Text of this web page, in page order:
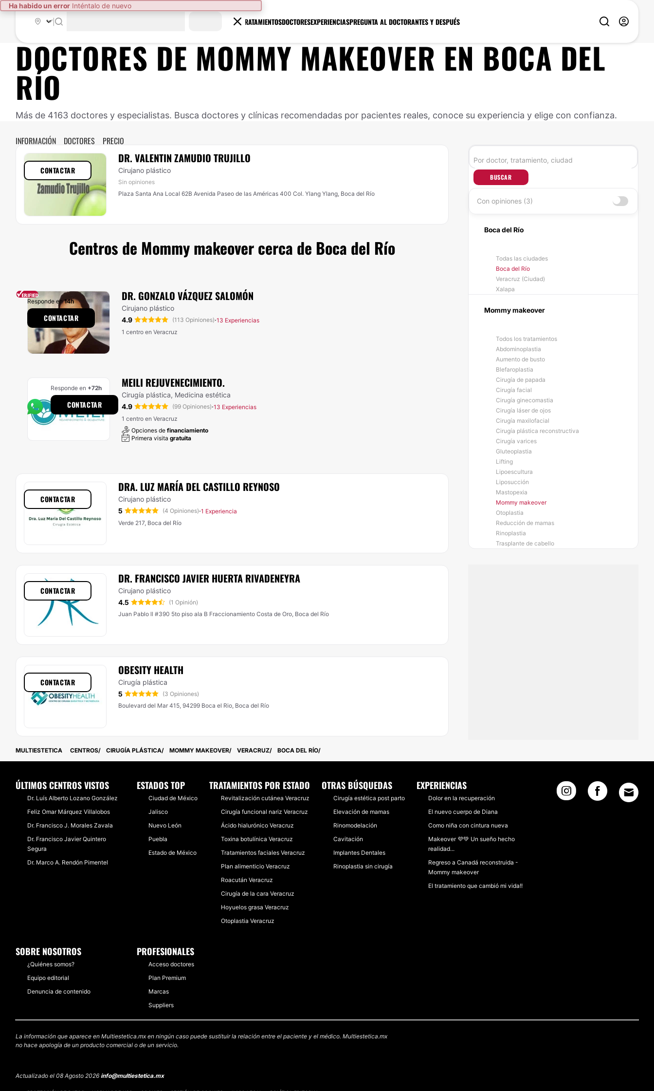
Ha habido un error Inténtalo de nuevo
TRATAMIENTOSDOCTORESEXPERIENCIASPREGUNTA AL DOCTORANTES Y DESPUÉS
DOCTORES DEMOMMY MAKEOVERENBOCA DEL
RÍO
Más de 4163 doctores y especialistas. Busca doctores y clínicas recomendadas por pacientes reales, conoce su experiencia y elige con confianza.
INFORMACIÓN DOCTORES PRECIO
DR. VALENTIN ZAMUDIO TRUJILLO
Cirujano plástico
Sin opiniones
Plaza Santa Ana Local 62B Avenida Paseo de las Américas 400 Col. Ylang Ylang, Boca del Río
CONTACTAR
Centros de Mommy makeover cerca de Boca del Río
DR. GONZALO VÁZQUEZ SALOMÓN
Cirujano plástico
4.9
(113 Opiniones)·13 Experiencias
1 centro en Veracruz
Responde en14h
CONTACTAR
MEILI REJUVENECIMIENTO.
Cirugía plástica, Medicina estética
4.9
(99 Opiniones)·13 Experiencias
1 centro en Veracruz
Opciones de financiamiento
Primera visita gratuita
Responde en +72h
CONTACTAR
DRA. LUZ MARÍA DEL CASTILLO REYNOSO
Cirujano plástico
5
(4 Opiniones)·1 Experiencia
Verde 217, Boca del Río
CONTACTAR
DR. FRANCISCO JAVIER HUERTA RIVADENEYRA
Cirujano plástico
4.5
(1 Opinión)
Juan Pablo ll #390 5to piso ala B Fraccionamiento Costa de Oro, Boca del Río
CONTACTAR
OBESITY HEALTH
Cirugía plástica
5
(3 Opiniones)
Boulevard del Mar 415, 94299 Boca el Rio, Boca del Río
CONTACTAR
BUSCAR
Con opiniones (3)
Boca del Río
Todas las ciudades
Boca del Río
Veracruz (Ciudad)
Xalapa
Mommy makeover
Todos los tratamientos
Abdominoplastia
Aumento de busto
Blefaroplastia
Cirugía de papada
Cirugía facial
Cirugía ginecomastia
Cirugía láser de ojos
Cirugía maxilofacial
Cirugía plástica reconstructiva
Cirugía varices
Gluteoplastia
Lifting
Lipoescultura
Liposucción
Mastopexia
Mommy makeover
Otoplastia
Reducción de mamas
Rinoplastia
Trasplante de cabello
MULTIESTETICA CENTROS CIRUGÍA PLÁSTICA MOMMY MAKEOVER VERACRUZ BOCA DEL RÍO
ÚLTIMOS CENTROS VISTOS
Dr. Luís Alberto Lozano González
Feliz Omar Márquez Villalobos
Dr. Francisco J. Morales Zavala
Dr. Francisco Javier Quintero
Segura
Dr. Marco A. Rendón Pimentel
ESTADOS TOP
Ciudad de México
Jalisco
Nuevo León
Puebla
Estado de México
TRATAMIENTOS POR ESTADO
Revitalización cutánea Veracruz
Cirugía funcional nariz Veracruz
Ácido hialurónico Veracruz
Toxina botulínica Veracruz
Tratamientos faciales Veracruz
Plan alimenticio Veracruz
Roacután Veracruz
Cirugía de la cara Veracruz
Hoyuelos grasa Veracruz
Otoplastia Veracruz
OTRAS BÚSQUEDAS
Cirugía estética post parto
Elevación de mamas
Rinomodelación
Cavitación
Implantes Dentales
Rinoplastia sin cirugía
EXPERIENCIAS
Dolor en la recuperación
El nuevo cuerpo de Diana
Como niña con cintura nueva
Makeover 💜💚 Un sueño hecho
realidad...
Regreso a Canadá reconstruida -
Mommy makeover
El tratamiento que cambió mi vida!!
SOBRE NOSOTROS
¿Quiénes somos?
Equipo editorial
Denuncia de contenido
PROFESIONALES
Acceso doctores
Plan Premium
Marcas
Suppliers
La información que aparece en Multiestetica.mx en ningún caso puede sustituir la relación entre el paciente y el médico. Multiestetica.mx
no hace apología de un producto comercial o de un servicio.
Actualizado el 08 Agosto 2026 info@multiestetica.mx